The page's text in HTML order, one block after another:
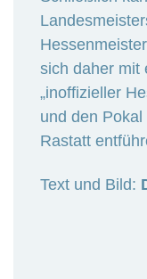
sich daher mit
„inoffizieller
und den
Rastatt
Text und Bild: